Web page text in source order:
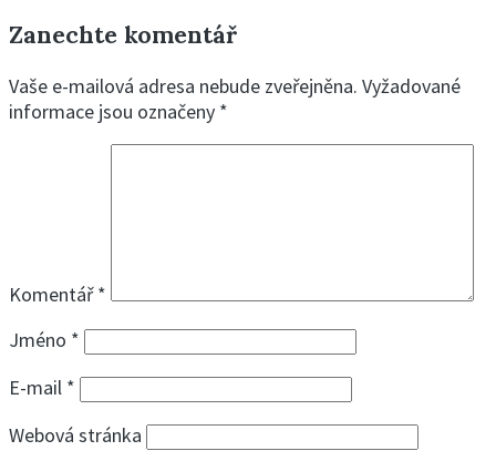
Zanechte komentář
Vaše e-mailová adresa nebude zveřejněna. Vyžadované
informace jsou označeny *
Komentář*
Jméno *
E-mail *
Webová stránka